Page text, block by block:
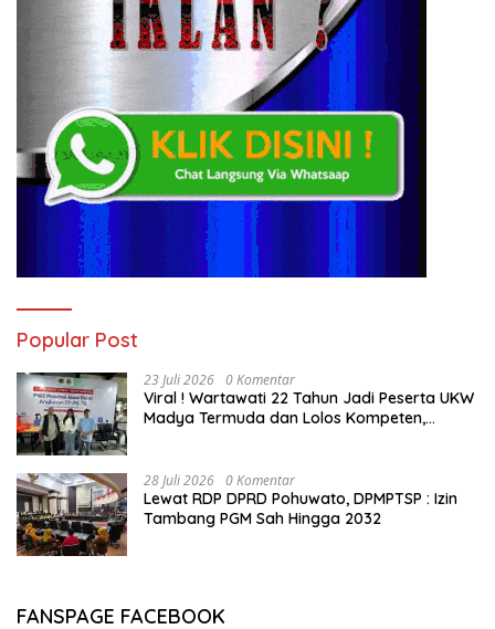
Popular Post
23 Juli 2026 0 Komentar
Viral ! Wartawati 22 Tahun Jadi Peserta UKW
Madya Termuda dan Lolos Kompeten,
28 Juli 2026 0 Komentar
Lewat RDP DPRD Pohuwato, DPMPTSP : Izin
Tambang PGM Sah Hingga 2032
FANSPAGE FACEBOOK